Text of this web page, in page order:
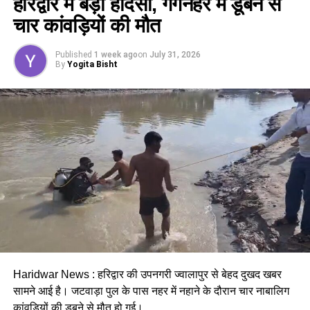
कैबिनेट नेउत्तराखंड मजदूरी संहिता नियमावली को मंजूरी दी।
इसके तहत श्रमिकों को हर महीने की 7 तारीख तक वेतन देना
मजदूरी का प्रावधान भी किया गया है।
पढ़े धामी कैबिनेट के प्रमुख फैसले
GST संशोधित अध्यादेश को मंजूरी।
चार कांवड़ियों की मौत
Published 1 week agoon July 31, 2026
By Yogita Bisht
Haridwar News : हरिद्वार की उपनगरी ज्वालापुर से बेहद दुखद खबर
सामने आई है। जटवाड़ा पुल के पास नहर में नहाने के दौरान चार नाबालिग
कांवड़ियों की डूबने से मौतहो गई।